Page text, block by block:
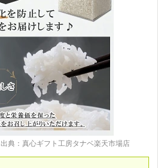
出典：真心ギフト工房タナベ楽天市場店